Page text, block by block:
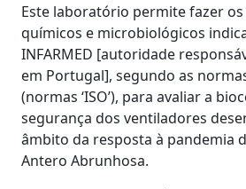
Este laboratório permite fazer os
químicos e microbiológicos
INFARMED [autoridade
em Portugal], segundo as
(normas ‘ISO’), para avaliar a
segurança dos ventiladores
âmbito da resposta à pandemia
Antero Abrunhosa.